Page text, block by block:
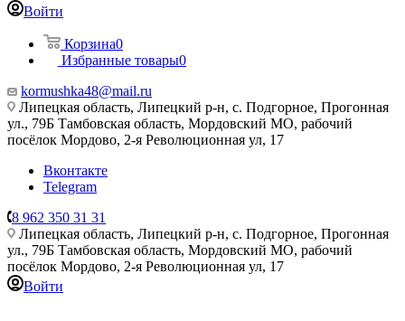
Войти
Корзина0
Избранные товары0
kormushka48@mail.ru
Липецкая область, Липецкий р-н, с. Подгорное, Прогонная
ул., 79Б Тамбовская область, Мордовский МО, рабочий
посёлок Мордово, 2-я Революционная ул, 17
Вконтакте
Telegram
8 962 350 31 31
Липецкая область, Липецкий р-н, с. Подгорное, Прогонная
ул., 79Б Тамбовская область, Мордовский МО, рабочий
посёлок Мордово, 2-я Революционная ул, 17
Войти